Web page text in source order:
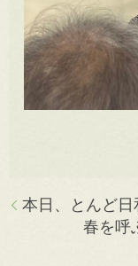
本日、とんど
春を呼